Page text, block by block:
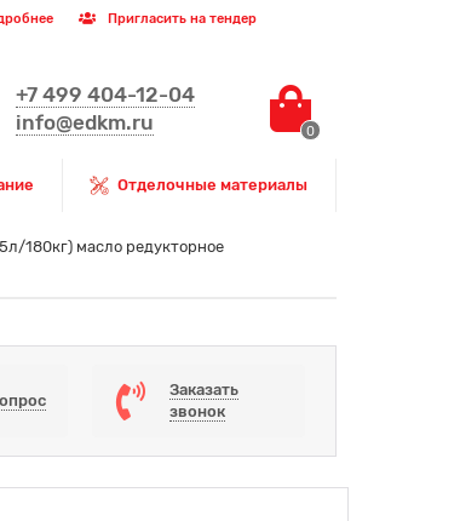
Пригласить на тендер
+7 499 404-12-04
info@edkm.ru
0
Отделочные материалы
180кг) масло редукторное
Заказать
звонок